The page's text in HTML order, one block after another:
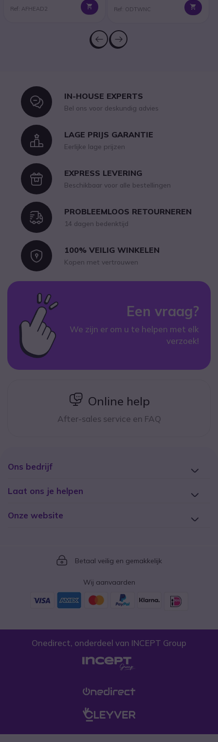
Ref: AFHEAD2 Ref: ODTWNC
IconIN-HOUSE EXPERTS
Bel ons voor deskundig advies
IconLAGE PRIJS GARANTIE
Eerlijke lage prijzen
IconEXPRESS LEVERING
Beschikbaar voor alle bestellingen
IconPROBLEEMLOOS RETOURNEREN
14 dagen bedenktijd
Icon100% VEILIG WINKELEN
Kopen met vertrouwen
Een vraag?
We zijn er om u te helpen met elk
verzoek!
icon
Online help
After-sales service en FAQ
Ons bedrijf
Laat ons je helpen
Onze website
Icon
Betaal veilig en gemakkelijk
Wij aanvaarden
Onedirect, onderdeel van INCEPT Group